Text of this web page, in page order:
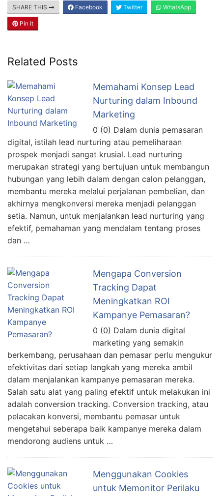
SHARE THIS Facebook Twitter WhatsApp
Pin It
Related Posts
Memahami Konsep Lead
Nurturing dalam Inbound
Marketing
0 (0) Dalam dunia pemasaran
digital, istilah lead nurturing atau pemeliharaan
prospek menjadi sangat krusial. Lead nurturing
merupakan strategi yang bertujuan untuk membangun
hubungan yang lebih dalam dengan calon pelanggan,
membantu mereka melalui perjalanan pembelian, dan
akhirnya mengkonversi mereka menjadi pelanggan
setia. Namun, untuk menjalankan lead nurturing yang
efektif, pemahaman yang mendalam tentang proses
dan …
Mengapa Conversion
Tracking Dapat
Meningkatkan ROI
Kampanye Pemasaran?
0 (0) Dalam dunia digital
marketing yang semakin
berkembang, perusahaan dan pemasar perlu mengukur
efektivitas dari setiap langkah yang mereka ambil
dalam menjalankan kampanye pemasaran mereka.
Salah satu alat yang paling efektif untuk melakukan ini
adalah conversion tracking. Conversion tracking, atau
pelacakan konversi, membantu pemasar untuk
mengetahui seberapa baik kampanye mereka dalam
mendorong audiens untuk …
Menggunakan Cookies
untuk Memonitor Perilaku